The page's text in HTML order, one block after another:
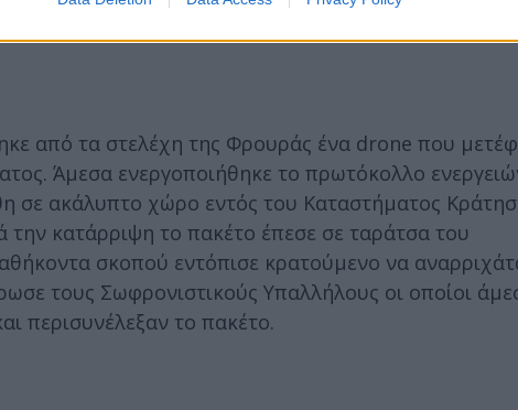
από τα στελέχη της Φρουράς ένα drone που
Άμεσα ενεργοποιήθηκε το πρωτόκολλο
σε ακάλυπτο χώρο εντός του Καταστήματος
κατάρριψη το πακέτο έπεσε σε ταράτσα του
σκοπού εντόπισε κρατούμενο να
τους Σωφρονιστικούς Υπαλλήλους οι οποίοι
περισυνέλεξαν το πακέτο.